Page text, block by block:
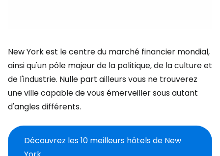
New York est le centre du marché financier mondial,
ainsi qu'un pôle majeur de la politique, de la culture et
de l'industrie. Nulle part ailleurs vous ne trouverez
une ville capable de vous émerveiller sous autant
d'angles différents.
Découvrez les 10 meilleurs hôtels de New